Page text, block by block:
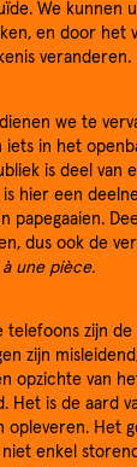
We kunnen
en door het
veranderen.
we te
iets in het
is deel van
hier een
papegaaien.
dus ook de
à une pièce.
telefoons zijn
zijn
opzichte van
Het is de aard
Het
enkel